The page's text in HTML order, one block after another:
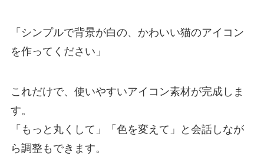
「シンプルで背景が白の、かわいい猫のアイコン
を作ってください」
これだけで、使いやすいアイコン素材が完成しま
す。
「もっと丸くして」「色を変えて」と会話しなが
ら調整もできます。